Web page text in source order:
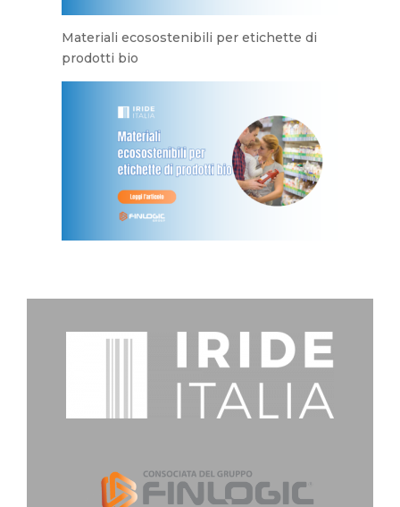
Materiali ecosostenibili per etichette di
prodotti bio